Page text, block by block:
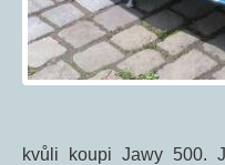
kvůli koupi Jawy 500.